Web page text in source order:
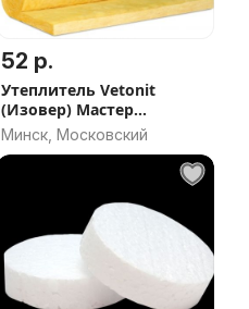
52 р.
Утеплитель Vetonit
(Изовер) Мастер
Стандарт 50 мм (20,13 м2)
Минск, Московский